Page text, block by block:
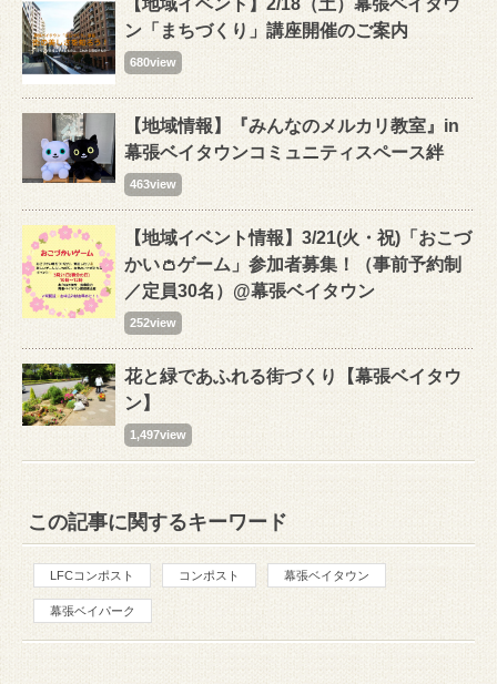
ン「まちづくり」講座開催のご案内
680view
【地域情報】『みんなのメルカリ教室』in
幕張ベイタウンコミュニティスペース絆
463view
【地域イベント情報】3/21(火・祝)「おこづ
かい👛ゲーム」参加者募集！（事前予約制
／定員30名）@幕張ベイタウン
252view
花と緑であふれる街づくり【幕張ベイタウ
ン】
1,497view
この記事に関するキーワード
LFCコンポスト コンポスト 幕張ベイタウン
幕張ベイパーク